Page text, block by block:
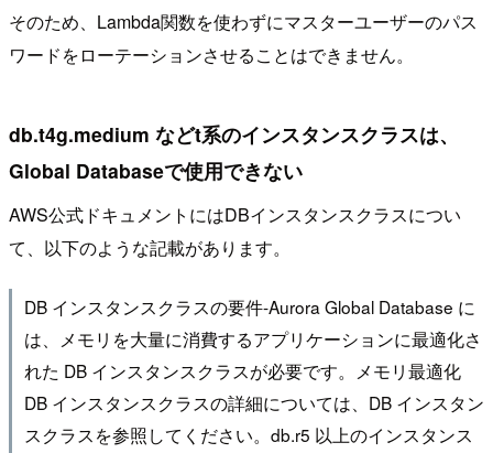
そのため、Lambda関数を使わずにマスターユーザーのパス
ワードをローテーションさせることはできません。
db.t4g.medium などt系のインスタンスクラスは、
Global Databaseで使用できない
AWS公式ドキュメントにはDBインスタンスクラスについ
て、以下のような記載があります。
DB インスタンスクラスの要件-Aurora Global Database に
は、メモリを大量に消費するアプリケーションに最適化さ
れた DB インスタンスクラスが必要です。メモリ最適化
DB インスタンスクラスの詳細については、DB インスタン
スクラスを参照してください。db.r5 以上のインスタンス